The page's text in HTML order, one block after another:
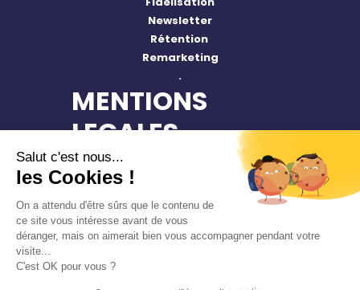
Newsletter
Rétention
Remarketing
.
MENTIONS
LEGALES
Mentions Légales
Salut c'est nous...
les Cookies !
On a attendu d'être sûrs que le contenu de
ce site vous intéresse avant de vous
déranger, mais on aimerait bien vous accompagner pendant votre
visite...
C'est OK pour vous ?